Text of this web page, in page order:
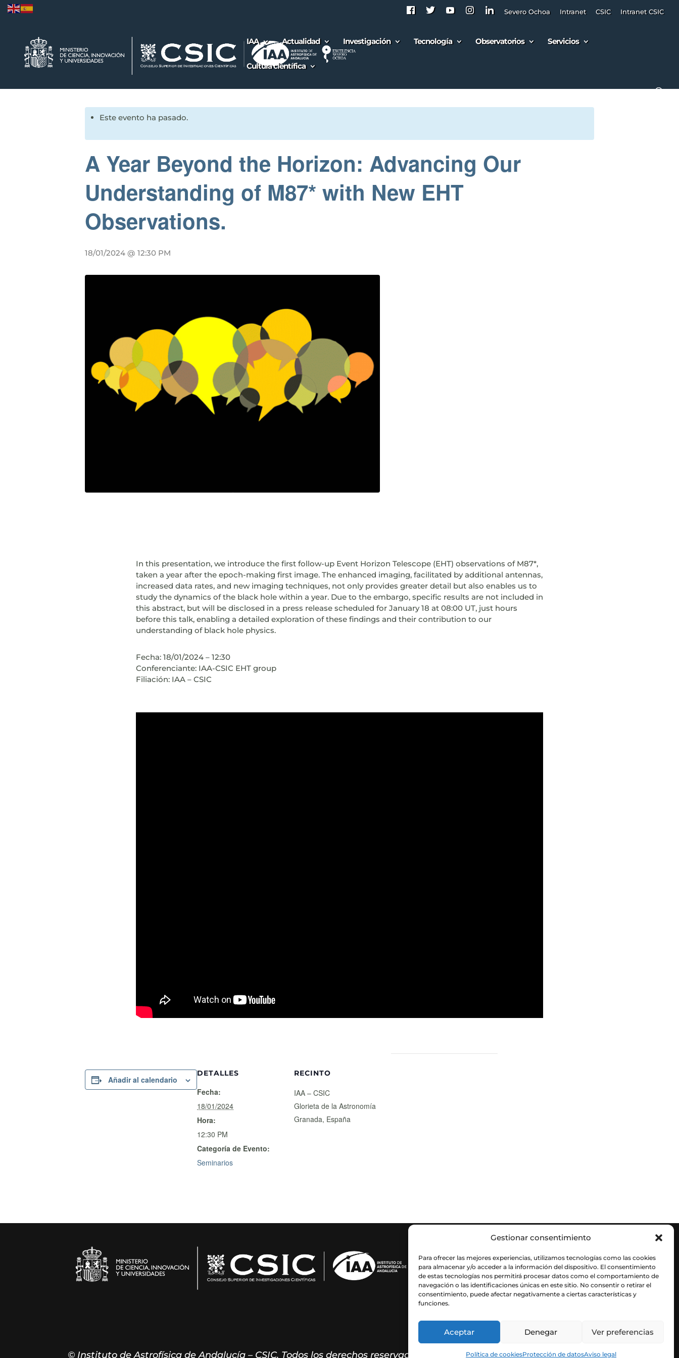
Gestionar consentimiento
Para ofrecer las mejores experiencias, utilizamos tecnologías como las cookies
para almacenar y/o acceder a la información del dispositivo. El consentimiento
de estas tecnologías nos permitirá procesar datos como el comportamiento de
navegación o las identificaciones únicas en este sitio. No consentir o retirar el
consentimiento, puede afectar negativamente a ciertas características y
funciones.
Aceptar Denegar Ver preferencias
Política de cookiesProtección de datosAviso legal
Severo Ochoa Intranet CSIC Intranet CSIC
IAA Actualidad Investigación Tecnología Observatorios Servicios
Cultura científica
Este evento ha pasado.
A Year Beyond the Horizon: Advancing Our
Understanding of M87* with New EHT
Observations.
18/01/2024 @ 12:30 PM
In this presentation, we introduce the first follow-up Event Horizon Telescope (EHT) observations of M87*,
taken a year after the epoch-making first image. The enhanced imaging, facilitated by additional antennas,
increased data rates, and new imaging techniques, not only provides greater detail but also enables us to
study the dynamics of the black hole within a year. Due to the embargo, specific results are not included in
this abstract, but will be disclosed in a press release scheduled for January 18 at 08:00 UT, just hours
before this talk, enabling a detailed exploration of these findings and their contribution to our
understanding of black hole physics.
Fecha: 18/01/2024 – 12:30
Conferenciante: IAA-CSIC EHT group
Filiación: IAA – CSIC
Añadir al calendario
DETALLES
Fecha:
18/01/2024
Hora:
12:30 PM
Categoría de Evento:
Seminarios
RECINTO
IAA – CSIC
Glorieta de la Astronomía
Granada, España
© Instituto de Astrofísica de Andalucía – CSIC. Todos los derechos reservados.